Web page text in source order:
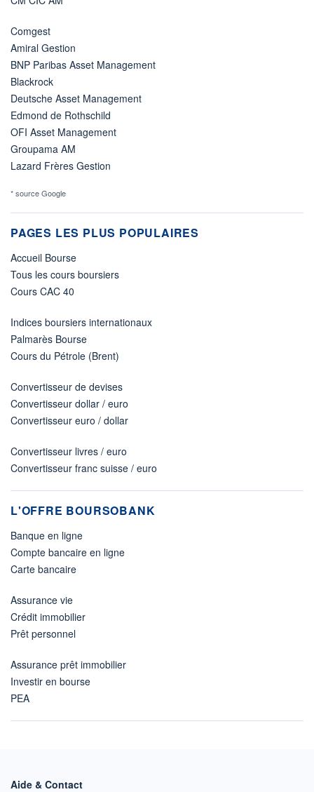
Comgest
Amiral Gestion
BNP Paribas Asset Management
Blackrock
Deutsche Asset Management
Edmond de Rothschild
OFI Asset Management
Groupama AM
Lazard Frères Gestion
* source Google
PAGES LES PLUS POPULAIRES
Accueil Bourse
Tous les cours boursiers
Cours CAC 40
Indices boursiers internationaux
Palmarès Bourse
Cours du Pétrole (Brent)
Convertisseur de devises
Convertisseur dollar / euro
Convertisseur euro / dollar
Convertisseur livres / euro
Convertisseur franc suisse / euro
L'OFFRE BOURSOBANK
Banque en ligne
Compte bancaire en ligne
Carte bancaire
Assurance vie
Crédit immobilier
Prêt personnel
Assurance prêt immobilier
Investir en bourse
PEA
Aide & Contact